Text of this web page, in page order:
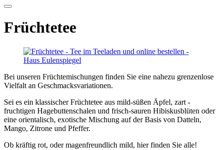
Früchtetee
Bei unseren Früchtemischungen finden Sie eine nahezu grenzenlose
Vielfalt an Geschmacksvariationen.
Sei es ein klassischer Früchtetee aus mild-süßen Äpfel, zart -
fruchtigen Hagebuttenschalen und frisch-sauren Hibiskusblüten oder
eine orientalisch, exotische Mischung auf der Basis von Datteln,
Mango, Zitrone und Pfeffer.
Ob kräftig rot, oder magenfreundlich mild, hier finden Sie alle!